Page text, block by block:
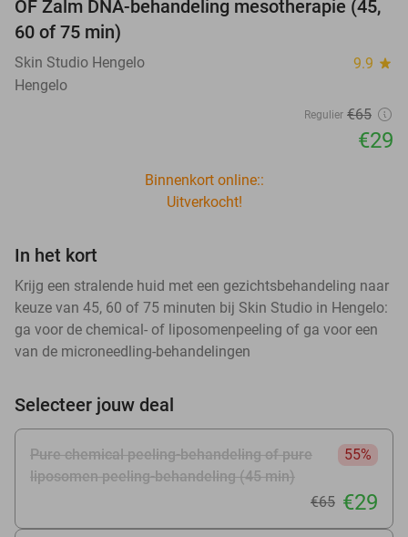
OF Zalm DNA-behandeling mesotherapie (45,
60 of 75 min)
Skin Studio Hengelo 9.9 star
Hengelo
Regulier €65
€29
Binnenkort online::
Uitverkocht!
In het kort
Krijg een stralende huid met een gezichtsbehandeling naar
keuze van 45, 60 of 75 minuten bij Skin Studio in Hengelo:
ga voor de chemical- of liposomenpeeling of ga voor een
van de microneedling-behandelingen
Selecteer jouw deal
Pure chemical peeling-behandeling of pure
liposomen peeling-behandeling (45 min)
55%
€65 €29